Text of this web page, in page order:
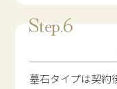
墓石タイプは契約